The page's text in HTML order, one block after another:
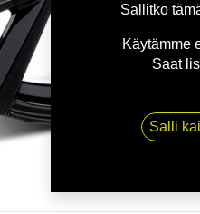
Sallitko
Käytämme
Saat
Salli